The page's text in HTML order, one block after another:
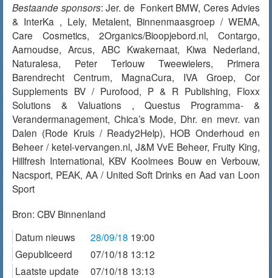
Bestaande sponsors: Jer. de Fonkert BMW, Ceres Advies
& InterKa , Lely, Metalent, Binnenmaasgroep / WEMA,
Care Cosmetics, 2Organics/Bioopjebord.nl, Contargo,
Aarnoudse, Arcus, ABC Kwakernaat, Kiwa Nederland,
Naturalesa, Peter Terlouw Tweewielers, Primera
Barendrecht Centrum, MagnaCura, IVA Groep, Cor
Supplements BV / Purofood, P & R Publishing, Floxx
Solutions & Valuations , Questus Programma- &
Verandermanagement, Chica’s Mode, Dhr. en mevr. van
Dalen (Rode Kruis / Ready2Help), HOB Onderhoud en
Beheer / ketel-vervangen.nl, J&M VvE Beheer, Fruity King,
Hillfresh International, KBV Koolmees Bouw en Verbouw,
Nacsport, PEAK, AA / United Soft Drinks en Aad van Loon
Sport
Bron: CBV Binnenland
Datum nieuws
28/09/18 19:00
Gepubliceerd
07/10/18 13:12
Laatste update
07/10/18 13:13